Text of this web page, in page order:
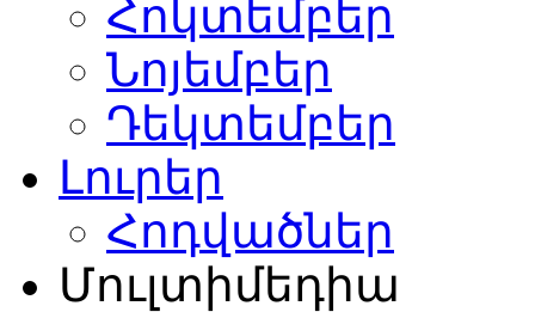
Հոկտեմբեր
Նոյեմբեր
Դեկտեմբեր
Լուրեր
Հոդվածներ
Մուլտիմեդիա